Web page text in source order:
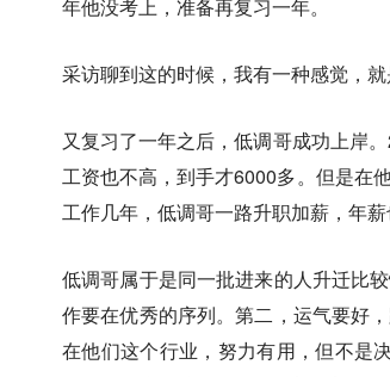
年他没考上，准备再复习一年。
采访聊到这的时候，我有一种感觉，
又复习了一年之后，低调哥成功上岸
工资也不高，到手才6000多。但是在
工作几年，低调哥一路升职加薪，年
低调哥属于是同一批进来的人升迁比
作要在优秀的序列。第二，运气要好
在他们这个行业，努力有用，但不是